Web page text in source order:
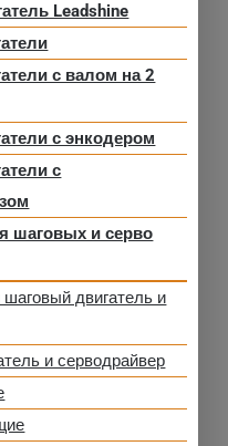
Leadshine
с валом на 2
с энкодером
с
шаговых и серво
двигатель и
и серводрайвер